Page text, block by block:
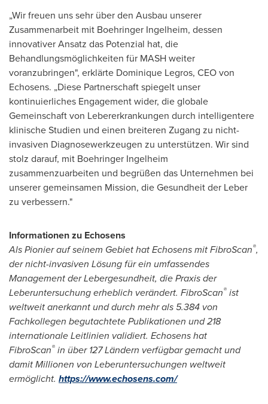
„Wir freuen uns sehr über den Ausbau unserer
Zusammenarbeit mit Boehringer Ingelheim, dessen
innovativer Ansatz das Potenzial hat, die
Behandlungsmöglichkeiten für MASH weiter
voranzubringen", erklärte Dominique Legros, CEOvon
Echosens. „Diese Partnerschaft spiegelt unser
kontinuierliches Engagement wider, die globale
Gemeinschaft von Lebererkrankungen durch intelligentere
klinische Studien und einen breiteren Zugang zu nicht-
invasiven Diagnosewerkzeugen zu unterstützen. Wir sind
stolz darauf, mit Boehringer Ingelheim
zusammenzuarbeiten und begrüßen das Unternehmen bei
unserer gemeinsamen Mission, die Gesundheit der Leber
zu verbessern."
Informationen zu Echosens
Als Pionier auf seinem Gebiet hat Echosens mit FibroScan®,
der nicht-invasiven Lösung für ein umfassendes
Management der Lebergesundheit, die Praxis der
Leberuntersuchung erheblich verändert. FibroScan® ist
weltweit anerkannt und durch mehr als 5.384 von
Fachkollegen begutachtete Publikationen und 218
internationale Leitlinien validiert. Echosens hat
FibroScan® in über 127 Ländern verfügbar gemacht und
damit Millionen von Leberuntersuchungen weltweit
ermöglicht. https://www.echosens.com/